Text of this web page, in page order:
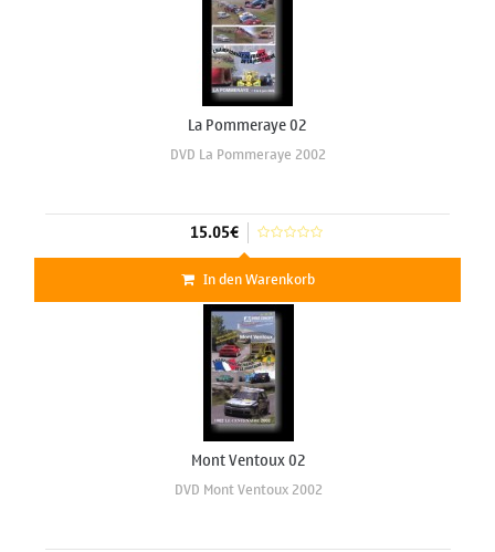
La Pommeraye 02
DVD La Pommeraye 2002
15.05€
In den Warenkorb
Mont Ventoux 02
DVD Mont Ventoux 2002